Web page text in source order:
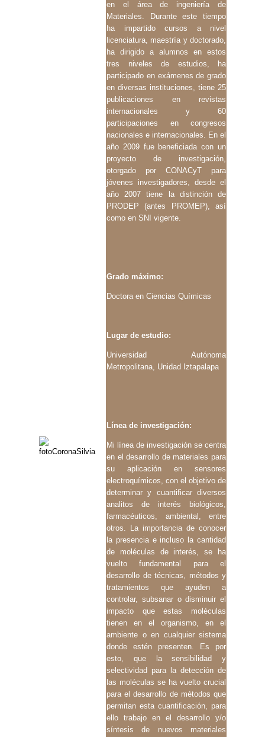
en el área de ingeniería de
Materiales. Durante este tiempo
ha impartido cursos a nivel
licenciatura, maestría y doctorado,
ha dirigido a alumnos en estos
tres niveles de estudios, ha
participado en exámenes de grado
en diversas instituciones, tiene 25
publicaciones en revistas
internacionales y 60
participaciones en congresos
nacionales e internacionales. En el
año 2009 fue beneficiada con un
proyecto de investigación,
otorgado por CONACyT para
jóvenes investigadores, desde el
año 2007 tiene la distinción de
PRODEP (antes PROMEP), así
como en SNI vigente.
Grado máximo:
Doctora en Ciencias Químicas
Lugar de estudio:
Universidad Autónoma
Metropolitana, Unidad Iztapalapa
Línea de investigación:
Mi línea de investigación se centra
en el desarrollo de materiales para
su aplicación en sensores
electroquímicos, con el objetivo de
determinar y cuantificar diversos
analitos de interés biológicos,
farmacéuticos, ambiental, entre
otros. La importancia de conocer
la presencia e incluso la cantidad
de moléculas de interés, se ha
vuelto fundamental para el
desarrollo de técnicas, métodos y
tratamientos que ayuden a
controlar, subsanar o disminuir el
impacto que estas moléculas
tienen en el organismo, en el
ambiente o en cualquier sistema
donde estén presenten. Es por
esto, que la sensibilidad y
selectividad para la detección de
las moléculas se ha vuelto crucial
para el desarrollo de métodos que
permitan esta cuantificación, para
ello trabajo en el desarrollo y/o
síntesis de nuevos materiales